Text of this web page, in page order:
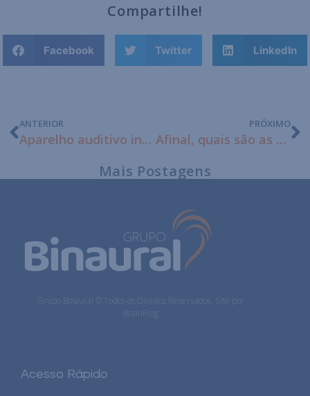
Compartilhe!
Facebook Twitter LinkedIn
ANTERIOR
Aparelho auditivo invisível: conheça o modelo mais discreto do mercado
PRÓXIMO
Afinal, quais são as causas da surdez?
Mais Postagens
Grupo Binaural © Todos os Direitos Reservados. Site por
BrainFrog
Acesso Rápido